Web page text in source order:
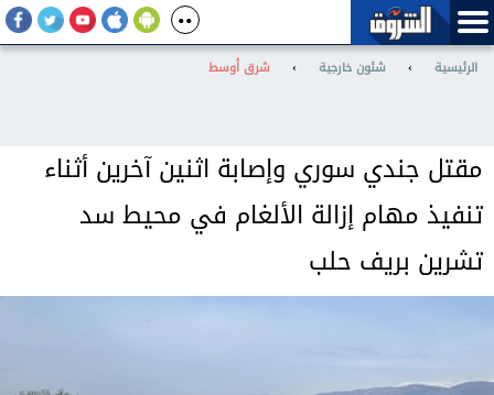
الرئيسية › شئون خارجية › شرق أوسط
مقتل جندي سوري وإصابة اثنين آخرين أثناء
تنفيذ مهام إزالة الألغام في محيط سد
تشرين بريف حلب